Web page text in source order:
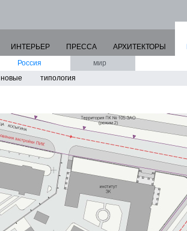
ИНТЕРЬЕР ПРЕССА АРХИТЕКТОРЫ
Россия
новые
типология
мир